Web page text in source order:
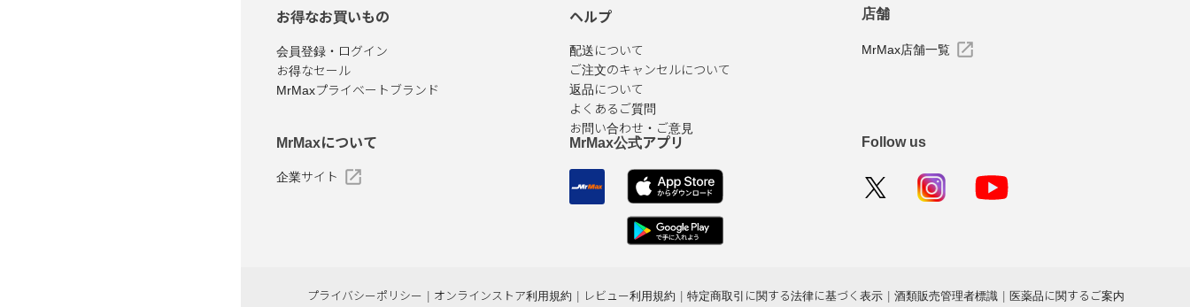
お得なお買いもの
会員登録・ログイン
お得なセール
MrMaxプライベートブランド
ヘルプ
配送について
ご注文のキャンセルについて
返品について
よくあるご質問
お問い合わせ・ご意見
店舗
MrMax店舗一覧
MrMaxについて
企業サイト
MrMax公式アプリ Follow us
プライバシーポリシー | オンラインストア利用規約 | レビュー利用規約 | 特定商取引に関する法律に基づく表示 | 酒類販売管理者標識 | 医薬品に関するご案内